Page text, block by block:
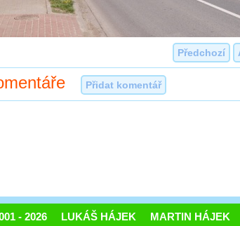
Předchozí
Přidat komentář
- 2026 LUKÁŠ HÁJEK MARTIN HÁJEK